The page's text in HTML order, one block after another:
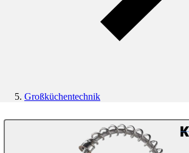
Großküchentechnik